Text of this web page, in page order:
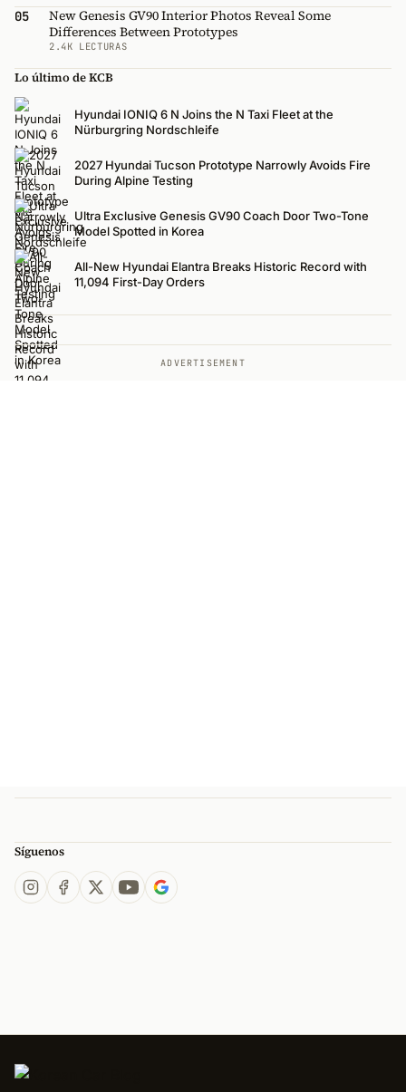
05
New Genesis GV90 Interior Photos Reveal Some
Differences Between Prototypes
2.4K LECTURAS
Lo último de KCB
Hyundai IONIQ 6 N Joins the N Taxi Fleet at the
Nürburgring Nordschleife
2027 Hyundai Tucson Prototype Narrowly Avoids Fire
During Alpine Testing
Ultra Exclusive Genesis GV90 Coach Door Two-Tone
Model Spotted in Korea
All-New Hyundai Elantra Breaks Historic Record with
11,094 First-Day Orders
ADVERTISEMENT
Síguenos